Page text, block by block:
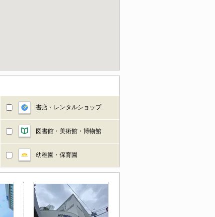
書店・レンタルショップ
図書館・美術館・博物館
幼稚園・保育園